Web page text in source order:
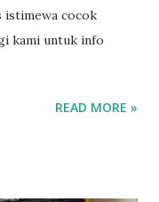
istimewa cocok
kami untuk info
READ MORE »